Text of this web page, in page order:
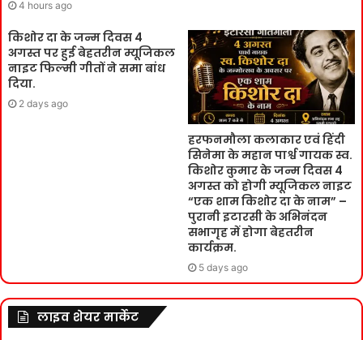
4 hours ago
किशोर दा के जन्म दिवस 4
अगस्त पर हुई बेहतरीन म्यूजिकल
नाइट फिल्मी गीतों ने समा बांध
दिया.
2 days ago
हरफनमौला कलाकार एवं हिंदी
सिनेमा के महान पार्श्व गायक स्व.
किशोर कुमार के जन्म दिवस 4
अगस्त को होगी म्यूजिकल नाइट
“एक शाम किशोर दा के नाम” –
पुरानी इटारसी के अभिनंदन
सभागृह में होगा बेहतरीन
कार्यक्रम.
5 days ago
लाइव शेयर मार्केट